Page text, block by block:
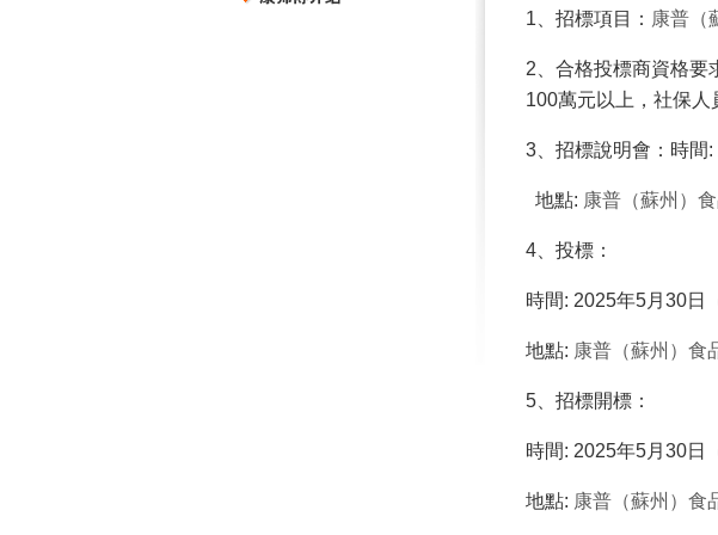
1、 招標項目： 康普（
2、 合格投標商資格要
100萬元以上，社保人
3 、招標說明會：時間:
地點: 康普（蘇州）
4 、投標：
時間: 2025年5月 30日
地點: 康普（蘇州）食
5 、招標開標：
時間: 2025年5月 30日
地點: 康普（蘇州）食